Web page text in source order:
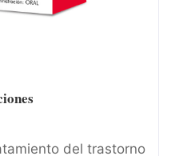
del trastorno